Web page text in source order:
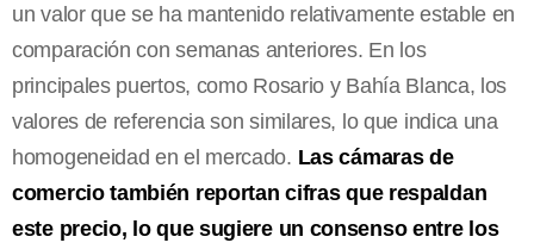
un valor que se ha mantenido relativamente estable en
comparación con semanas anteriores. En los
principales puertos, como Rosario y Bahía Blanca, los
valores de referencia son similares, lo que indica una
homogeneidad en el mercado. Las cámaras de
comercio también reportan cifras que respaldan
este precio, lo que sugiere un consenso entre los